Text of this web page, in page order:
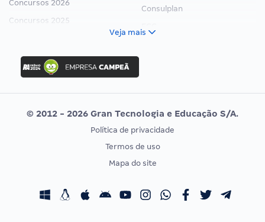
Concursos 2026
Concursos 2025
Concurso Ibama
Concurso MPU
Editais publicados
Consulplan
Vunesp
CONCURSOS POR PROFISSÃO
Concursos Fiscais
EXAME DE ORDEM
Calendário OAB
Veja mais
© 2012 - 2026 Gran Tecnologia e Educação S/A.
Política de privacidade
Termos de uso
Mapa do site